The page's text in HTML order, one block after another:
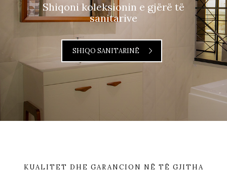
Shiqoni koleksionin e gjërë të
sanitarive
SHIQO SANITARINË
KUALITET DHE GARANCION NË TË GJITHA